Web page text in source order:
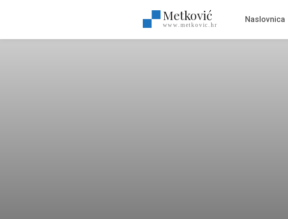
Metković
www.metkovic.hr
Naslovnica